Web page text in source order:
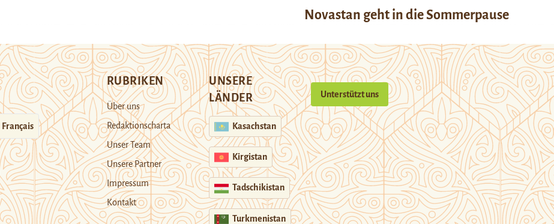
Novastan geht in die Sommerpause
Français
RUBRIKEN
Über uns
Redaktionscharta
Unser Team
Unsere Partner
Impressum
Kontakt
UNSERE
LÄNDER
Kasachstan
Kirgistan
Tadschikistan
Turkmenistan
Unterstützt uns